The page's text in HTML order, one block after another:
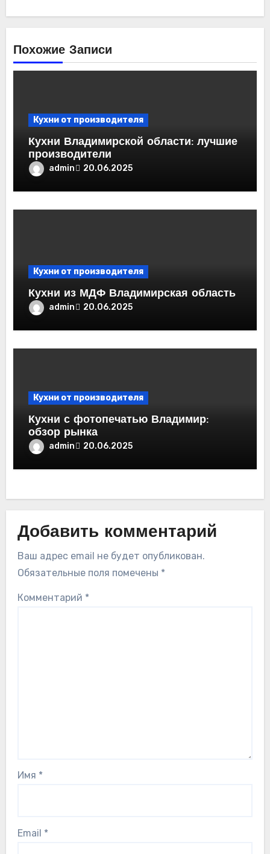
Похожие Записи
Кухни от производителя
Кухни Владимирской области: лучшие
производители
admin 20.06.2025
Кухни от производителя
Кухни из МДФ Владимирская область
admin 20.06.2025
Кухни от производителя
Кухни с фотопечатью Владимир:
обзор рынка
admin 20.06.2025
Добавить комментарий
Ваш адрес email не будет опубликован.
Обязательные поля помечены *
Комментарий *
Имя *
Email *